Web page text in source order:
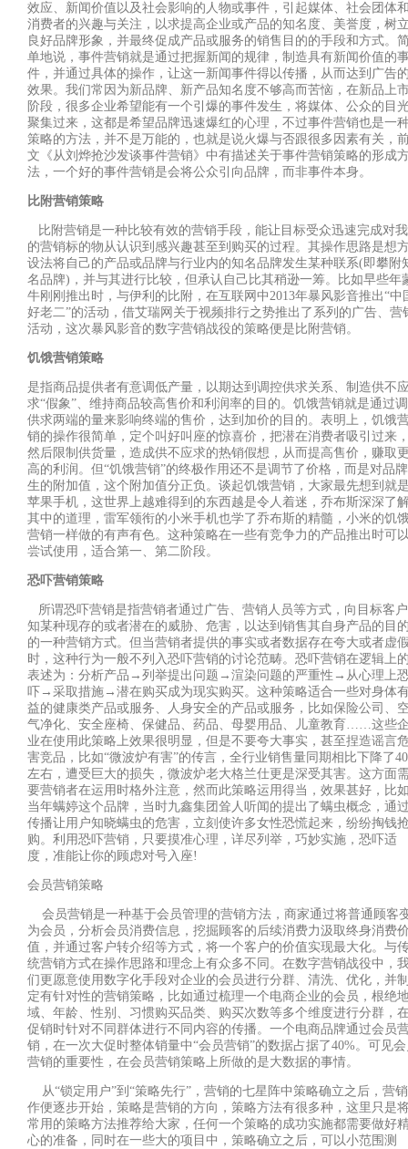
效应、新闻价值以及社会影响的人物或事件，引起媒体、社会团体
消费者的兴趣与关注，以求提高企业或产品的知名度、美誉度，树
良好品牌形象，并最终促成产品或服务的销售目的的手段和方式。
单地说，事件营销就是通过把握新闻的规律，制造具有新闻价值的
件，并通过具体的操作，让这一新闻事件得以传播，从而达到广告
效果。我们常因为新品牌、新产品知名度不够高而苦恼，在新品上
阶段，很多企业希望能有一个引爆的事件发生，将媒体、公众的目
聚集过来，这都是希望品牌迅速爆红的心理，不过事件营销也是一
策略的方法，并不是万能的，也就是说火爆与否跟很多因素有关，
文《从刘烨抢沙发谈事件营销》中有描述关于事件营销策略的形成
法，一个好的事件营销是会将公众引向品牌，而非事件本身。
比附营销策略
比附营销是一种比较有效的营销手段，能让目标受众迅速完成对
的营销标的物从认识到感兴趣甚至到购买的过程。其操作思路是想
设法将自己的产品或品牌与行业内的知名品牌发生某种联系(即攀附
名品牌) ，并与其进行比较，但承认自己比其稍逊一筹。比如早些年
牛刚刚推出时，与伊利的比附，在互联网中2013年暴风影音推出“中
好老二”的活动，借艾瑞网关于视频排行之势推出了系列的广告、营
活动，这次暴风影音的数字营销战役的策略便是比附营销。
饥饿营销策略
是指商品提供者有意调低产量，以期达到调控供求关系、制造供不
求“假象”、维持商品较高售价和利润率的目的。饥饿营销就是通过
供求两端的量来影响终端的售价，达到加价的目的。表明上，饥饿
销的操作很简单，定个叫好叫座的惊喜价，把潜在消费者吸引过来
然后限制供货量，造成供不应求的热销假想，从而提高售价，赚取
高的利润。但“饥饿营销”的终极作用还不是调节了价格，而是对品
生的附加值，这个附加值分正负。谈起饥饿营销，大家最先想到就
苹果手机，这世界上越难得到的东西越是令人着迷，乔布斯深深了
其中的道理，雷军领衔的小米手机也学了乔布斯的精髓，小米的饥
营销一样做的有声有色。这种策略在一些有竞争力的产品推出时可
尝试使用，适合第一、第二阶段。
恐吓营销策略
所谓恐吓营销是指营销者通过广告、营销人员等方式，向目标客
知某种现存的或者潜在的威胁、危害，以达到销售其自身产品的目
的一种营销方式。但当营销者提供的事实或者数据存在夸大或者虚
时，这种行为一般不列入恐吓营销的讨论范畴。恐吓营销在逻辑上
表述为：分析产品 → 列举提出问题 → 渲染问题的严重性 → 从心理上
吓 → 采取措施→ 潜在购买成为现实购买。这种策略适合一些对身体
益的健康类产品或服务、人身安全的产品或服务，比如保险公司、
气净化、安全座椅、保健品、药品、母婴用品、儿童教育 ……这些
业在使用此策略上效果很明显，但是不要夸大事实，甚至捏造谣言
害竞品，比如“微波炉有害”的传言，全行业销售量同期相比下降了
左右，遭受巨大的损失，微波炉老大格兰仕更是深受其害。这方面
要营销者在运用时格外注意，然而此策略运用得当，效果甚好，比
当年螨婷这个品牌，当时九鑫集团耸人听闻的提出了螨虫概念，通
传播让用户知晓螨虫的危害，立刻使许多女性恐慌起来，纷纷掏钱
购。利用恐吓营销，只要摸准心理，详尽列举，巧妙实施，恐吓适
度，准能让你的顾虑对号入座!
会员营销策略
会员营销是一种基于会员管理的营销方法，商家通过将普通顾客
为会员，分析会员消费信息，挖掘顾客的后续消费力汲取终身消费
值，并通过客户转介绍等方式，将一个客户的价值实现最大化。与
统营销方式在操作思路和理念上有众多不同。在数字营销战役中，
们更愿意使用数字化手段对企业的会员进行分群、清洗、优化，并
定有针对性的营销策略，比如通过梳理一个电商企业的会员，根绝
域、年龄、性别、习惯购买品类、购买次数等多个维度进行分群，
促销时针对不同群体进行不同内容的传播。一个电商品牌通过会员
销，在一次大促时整体销量中“会员营销”的数据占据了40%。可见
营销的重要性，在会员营销策略上所做的是大数据的事情。
从“锁定用户”到 “策略先行”，营销的七星阵中策略确立之后，营
作便逐步开始，策略是营销的方向，策略方法有很多种，这里只是
常用的策略方法推荐给大家，任何一个策略的成功实施都需要做好
心的准备，同时在一些大的项目中，策略确立之后，可以小范围测